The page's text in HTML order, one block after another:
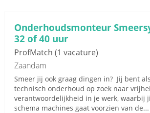
Onderhoudsmonteur
32 of 40 uur
ProfMatch (1 vacature)
Zaandam
Smeer jij ook graag dingen in? Jij bent
technisch onderhoud op zoek naar
verantwoordelijkheid in je werk, waarbij
schema machines gaat voorzien van de...